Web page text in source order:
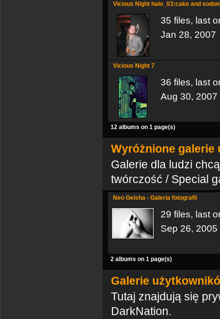
Vicious Night halo_03:cake and
35 files, last
Jan 28, 2007
Vicious Night 7
36 files, last
Aug 30, 2007
12 albums on 1 page(s)
Wyróżnione galerie
Galerie dla ludzi
twórczość / Special
Neo Geisha - Galeria fotografii
29 files, last
Sep 26, 2005
2 albums on 1 page(s)
Galerie
Tutaj znajdują się
DarkNation.